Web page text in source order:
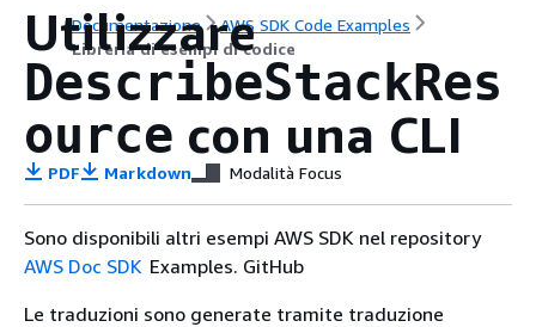
Documentazione
AWS SDK Code Examples
Libreria di esempi di codice
Utilizzare
DescribeStackRes
ource con una CLI
PDF Markdown Modalità Focus
Sono disponibili altri esempi AWS SDK nel repository
AWS Doc SDK Examples. GitHub
Le traduzioni sono generate tramite traduzione